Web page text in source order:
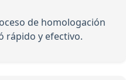
de homologación
rápido y efectivo.